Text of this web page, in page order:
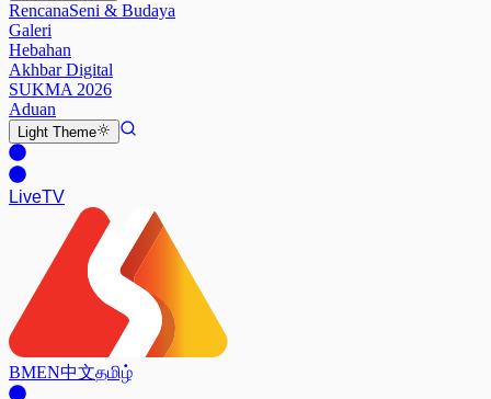
RencanaSeni & Budaya
Galeri
Hebahan
Akhbar Digital
SUKMA 2026
Aduan
Light Theme
LiveTV
BMEN中文தமிழ்